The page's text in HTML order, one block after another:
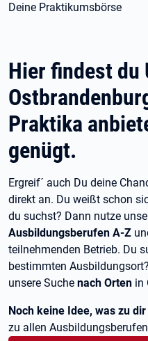
Deine Praktikumsbörse
Hier findest du
Praktika
genügt.
Ergreif´ auch Du deine
direkt an. Du weißt schon
du suchst? Dann nutze
Ausbildungsberufen A-Z
teilnehmenden Betrieb. Du
bestimmten
unsere Suche nach Orten in
Noch keine Idee, was zu
zu allen